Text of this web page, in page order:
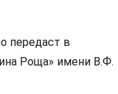
передаст в
Роща» имени В.Ф.